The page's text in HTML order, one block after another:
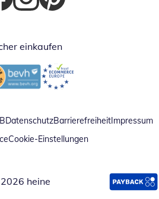
in neuem Fenster
Öffnet in neuem Fenster
Öffnet in neuem Fenster
einkaufen
in neuem FensterÖffnet in neuem Fenster
DatenschutzBarrierefreiheitImpressum
Cookie-Einstellungen
heine